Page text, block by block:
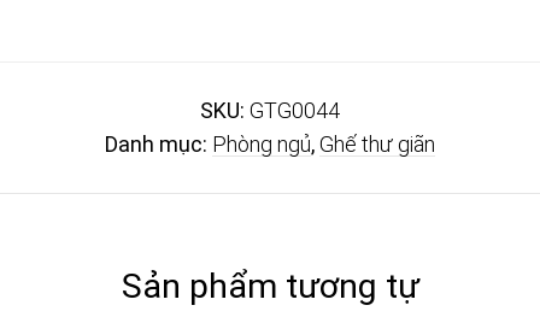
SKU: GTG0044
Danh mục: Phòng ngủ,Ghế thư giãn
Sản phẩm tương tự